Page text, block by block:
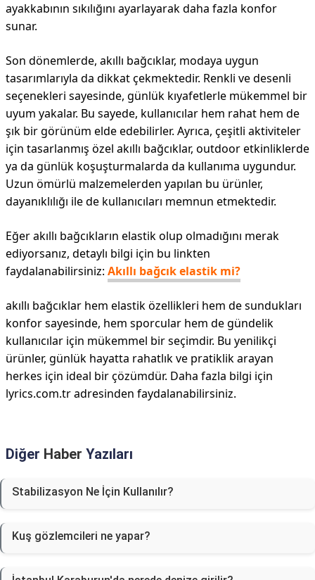
ayakkabının sıkılığını ayarlayarak daha fazla konfor
sunar.
Son dönemlerde, akıllı bağcıklar, modaya uygun
tasarımlarıyla da dikkat çekmektedir. Renkli ve desenli
seçenekleri sayesinde, günlük kıyafetlerle mükemmel bir
uyum yakalar. Bu sayede, kullanıcılar hem rahat hem de
şık bir görünüm elde edebilirler. Ayrıca, çeşitli aktiviteler
için tasarlanmış özel akıllı bağcıklar, outdoor etkinliklerde
ya da günlük koşuşturmalarda da kullanıma uygundur.
Uzun ömürlü malzemelerden yapılan bu ürünler,
dayanıklılığı ile de kullanıcıları memnun etmektedir.
Eğer akıllı bağcıkların elastik olup olmadığını merak
ediyorsanız, detaylı bilgi için bu linkten
faydalanabilirsiniz: Akıllı bağcık elastik mi?
akıllı bağcıklar hem elastik özellikleri hem de sundukları
konfor sayesinde, hem sporcular hem de gündelik
kullanıcılar için mükemmel bir seçimdir. Bu yenilikçi
ürünler, günlük hayatta rahatlık ve pratiklik arayan
herkes için ideal bir çözümdür. Daha fazla bilgi için
lyrics.com.tr adresinden faydalanabilirsiniz.
Diğer Haber Yazıları
Stabilizasyon Ne İçin Kullanılır?
Kuş gözlemcileri ne yapar?